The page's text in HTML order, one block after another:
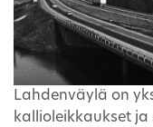
Lahdenväylä on
kallioleikkaukset ja